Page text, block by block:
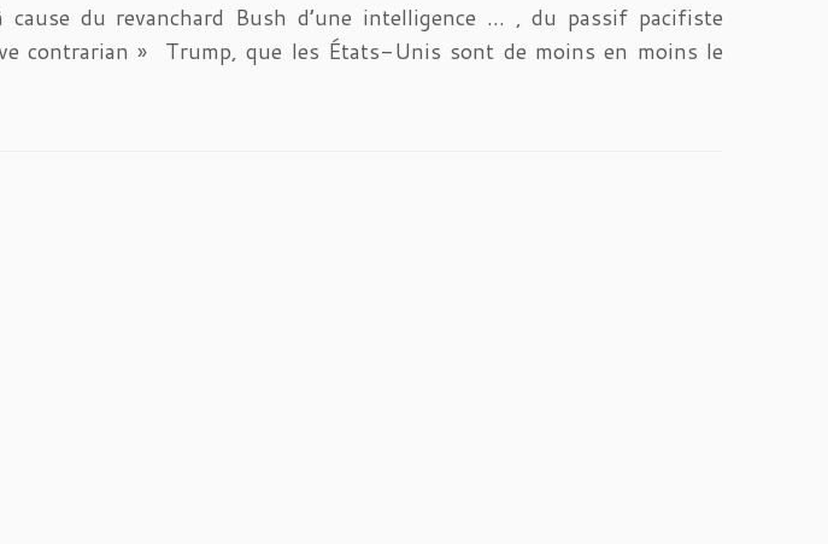
du revanchard Bush d’une intelligence … , du passif pacifiste
contrarian » Trump, que les États-Unis sont de moins en moins le